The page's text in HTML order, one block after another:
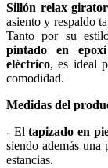
Sillón relax
asiento y respaldo
Tanto por su
pintado en
eléctrico, es ideal
comodidad.
Medidas del
- Eltapizado en
siendo además una
estancias.